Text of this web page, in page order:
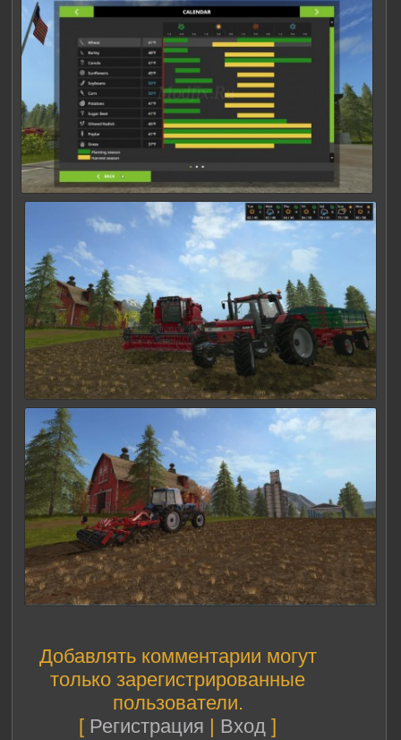
Добавлять комментарии могут
только зарегистрированные
пользователи.
[ Регистрация Вход ]